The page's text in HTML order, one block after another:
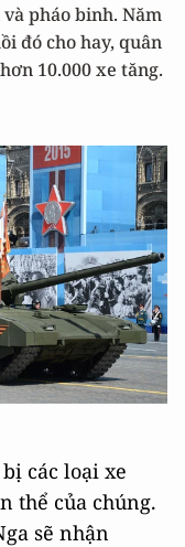
pháo binh. Năm
đó cho hay, quân
10.000 xe tăng.
các loại xe
thể của chúng.
sẽ nhận